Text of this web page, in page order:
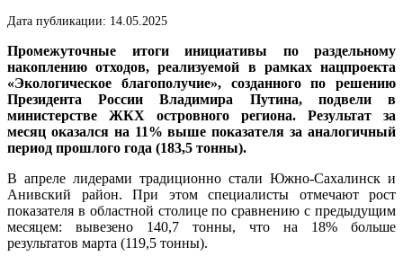
Дата публикации: 14.05.2025
Промежуточные итоги инициативы по раздельному
накоплению отходов, реализуемой в рамках нацпроекта
«Экологическое благополучие», созданного по решению
Президента России Владимира Путина, подвели в
министерстве ЖКХ островного региона. Результат за
месяц оказался на 11% выше показателя за аналогичный
период прошлого года (183,5 тонны).
В апреле лидерами традиционно стали Южно-Сахалинск и
Анивский район. При этом специалисты отмечают рост
показателя в областной столице по сравнению с предыдущим
месяцем: вывезено 140,7 тонны, что на 18% больше
результатов марта (119,5 тонны).